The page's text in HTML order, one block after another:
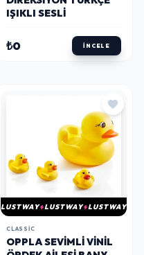
IŞIKLI SESLI
₺0 İNCELE
LUSTWAY LUSTWAY LUSTWAY
CLASSIC
OPPLA SEVIMLI VINIL